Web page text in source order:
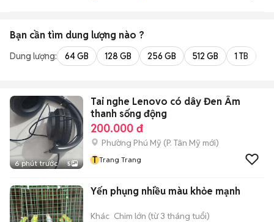
Bạn cần tìm dung lượng nào ?
Dung lượng: 64 GB 128 GB 256 GB 512 GB 1 TB
6 phút trước 5
Tai nghe Lenovo có dây Đen Âm
thanh sống động
200.000 đ
Phường Phú Mỹ (P. Tân Mỹ mới)
T Trang Trang
Yến phụng nhiều màu khỏe mạnh
Khác Chim lớn (từ 3 tháng tuổi)